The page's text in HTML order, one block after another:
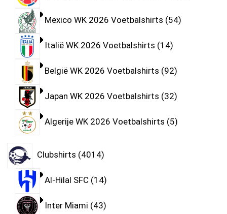
Mexico WK 2026 Voetbalshirts 54
Italië WK 2026 Voetbalshirts 14
België WK 2026 Voetbalshirts 92
Japan WK 2026 Voetbalshirts 32
Algerije WK 2026 Voetbalshirts 5
Clubshirts 4014
Al-Hilal SFC 14
Inter Miami 43